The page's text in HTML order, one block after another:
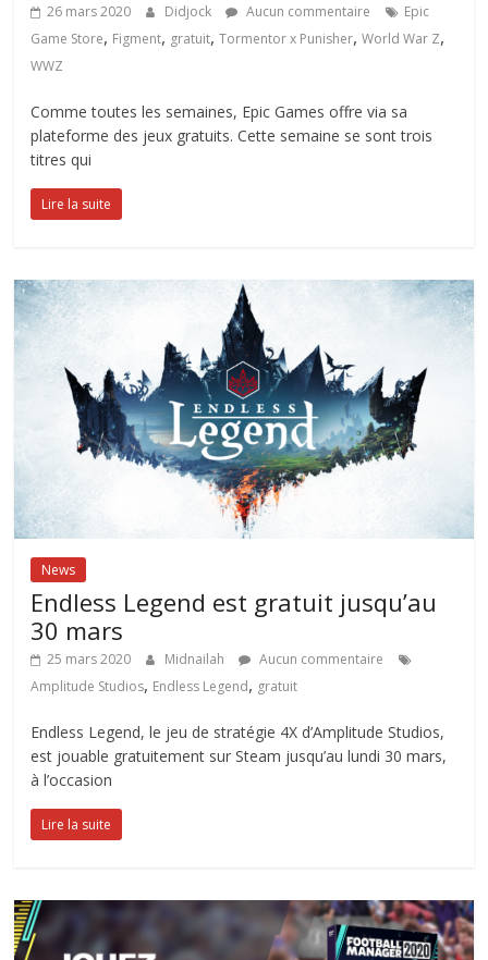
26 mars 2020 Didjock Aucun commentaire
Epic
Game Store, Figment, gratuit,Tormentor x Punisher,World War Z,
WWZ
Comme toutes les semaines, Epic Games offre via sa
plateforme des jeux gratuits. Cette semaine se sont trois
titres qui
Lire la suite
News
Endless Legend est gratuit jusqu’au
30 mars
25 mars 2020 Midnailah
Aucun commentaire
Amplitude Studios, Endless Legend, gratuit
Endless Legend, le jeu de stratégie 4X d’Amplitude Studios,
est jouable gratuitement sur Steam jusqu’au lundi 30 mars,
à l’occasion
Lire la suite